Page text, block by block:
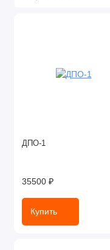
ДПО-1
35500 ₽
Купить